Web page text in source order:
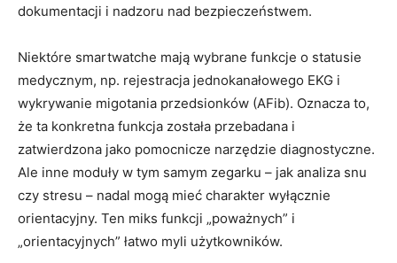
dokumentacji i nadzoru nad bezpieczeństwem.
Niektóre smartwatche mają wybrane funkcje o statusie
medycznym, np. rejestracja jednokanałowego EKG i
wykrywanie migotania przedsionków (AFib). Oznacza to,
że ta konkretna funkcja została przebadana i
zatwierdzona jako pomocnicze narzędzie diagnostyczne.
Ale inne moduły w tym samym zegarku – jak analiza snu
czy stresu – nadal mogą mieć charakter wyłącznie
orientacyjny. Ten miks funkcji „poważnych” i
„orientacyjnych” łatwo myli użytkowników.